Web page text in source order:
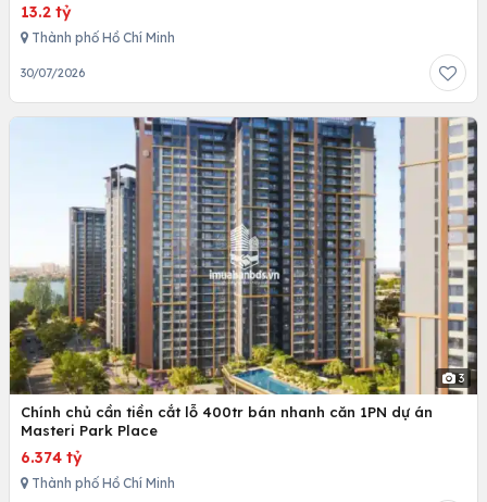
13.2 tỷ
Thành phố Hồ Chí Minh
30/07/2026
3
Chính chủ cần tiền cắt lỗ 400tr bán nhanh căn 1PN dự án
Masteri Park Place
6.374 tỷ
Thành phố Hồ Chí Minh